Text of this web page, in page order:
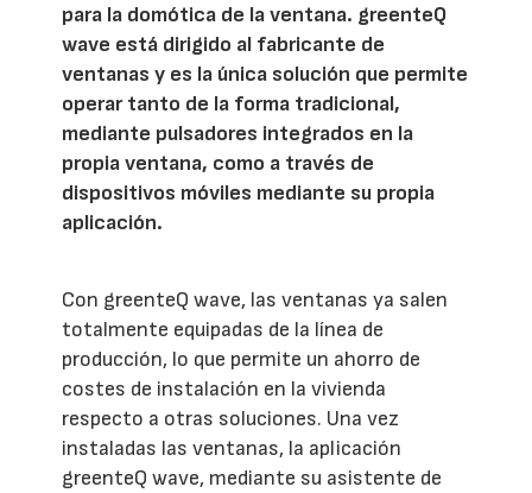
para la domótica de la ventana. greenteQ
wave está dirigido al fabricante de
ventanas y es la única solución que permite
operar tanto de la forma tradicional,
mediante pulsadores integrados en la
propia ventana, como a través de
dispositivos móviles mediante su propia
aplicación.
Con greenteQ wave, las ventanas ya salen
totalmente equipadas de la línea de
producción, lo que permite un ahorro de
costes de instalación en la vivienda
respecto a otras soluciones. Una vez
instaladas las ventanas, la aplicación
greenteQ wave, mediante su asistente de